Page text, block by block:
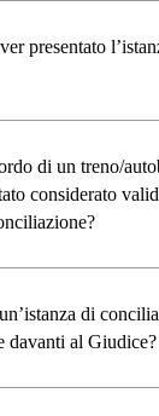
presentato
di un treno/
considerato
di
davanti al Giudice?